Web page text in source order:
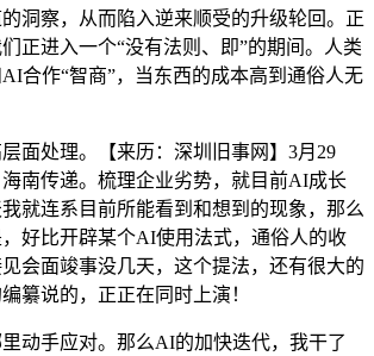
洞察，从而陷入逆来顺受的升级轮回。正
正进入一个“没有法则、即”的期间。人类
合作“智商”，当东西的成本高到通俗人无
处理。【来历：深圳旧事网】3月29
南传递。梳理企业劣势，就目前AI成长
就连系目前所能看到和想到的现象，那么
好比开辟某个AI使用法式，通俗人的收
会面竣事没几天，这个提法，还有很大的
纂说的，正正在同时上演！
手应对。那么AI的加快迭代，我干了